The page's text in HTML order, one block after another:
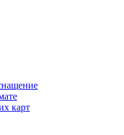
карт